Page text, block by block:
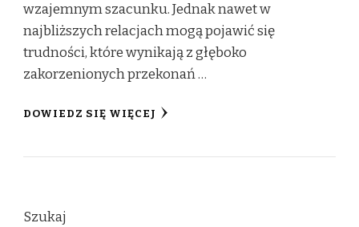
wzajemnym szacunku. Jednak nawet w
najbliższych relacjach mogą pojawić się
trudności, które wynikają z głęboko
zakorzenionych przekonań …
DOWIEDZ SIĘ WIĘCEJ
Szukaj